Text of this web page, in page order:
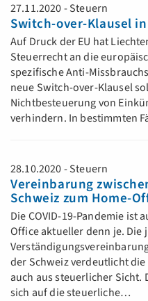
27.11.2020 - Steuern
Switch-over-Klausel
Auf Druck der EU hat
Steuerrecht an die
spezifische Anti-
neue Switch-over-Klausel
Nichtbesteuerung von
verhindern. In bestimmten
28.10.2020 - Steuern
Vereinbarung
Schweiz zum Home-
Die COVID-19-Pandemie ist
Office aktueller denn je. Die
der Schweiz verdeutlicht die
auch aus steuerlicher Sicht.
sich auf die steuerliche…